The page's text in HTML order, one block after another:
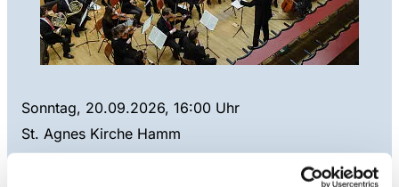
Sonntag, 20.09.2026, 16:00 Uhr
St. Agnes Kirche Hamm